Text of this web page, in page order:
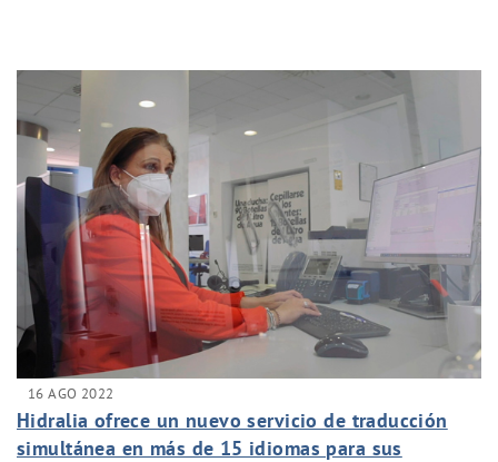
16 AGO 2022
Hidralia ofrece un nuevo servicio de traducción
simultánea en más de 15 idiomas para sus